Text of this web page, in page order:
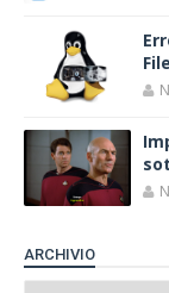
ARCHIVIO